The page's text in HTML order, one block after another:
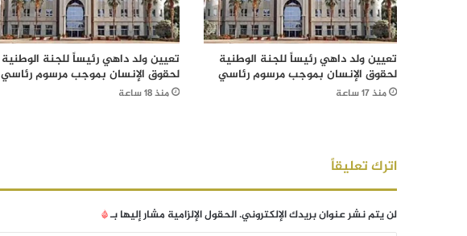
تعيين ولد داهي رئيساً للجنة الوطنية
لحقوق الإنسان بموجب مرسوم رئاسي
منذ 17 ساعة
تعيين ولد داهي رئيساً للجنة الوطنية
لحقوق الإنسان بموجب مرسوم رئاسي
منذ 18 ساعة
اترك تعليقاً
لن يتم نشر عنوان بريدك الإلكتروني.الحقول الإلزامية مشار إليها بـ*